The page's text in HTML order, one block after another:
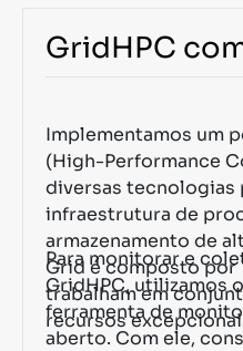
GridHPC
Implementamos um
(High-Performance
diversas tecnologias
infraestrutura de
armazenamento de
Grid é composto por
trabalham em
recursos
Para monitorar e
GridHPC, utilizamos
ferramenta de
aberto. Com ele,